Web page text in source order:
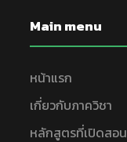
Main menu
หน้าแรก
เกี่ยวกับภาควิชา
หลักสูตรที่เปิดสอน